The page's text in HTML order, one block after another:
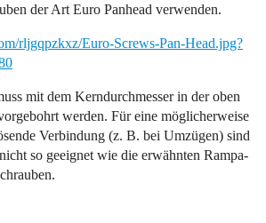
der Art Euro Panhead verwenden.
rljgqpzkxz/Euro-Screws-Pan-Head.jpg?
mit dem Kerndurchmesser in der oben
werden. Für eine möglicherweise
Verbindung (z. B. bei Umzügen) sind
so geeignet wie die erwähnten Rampa-